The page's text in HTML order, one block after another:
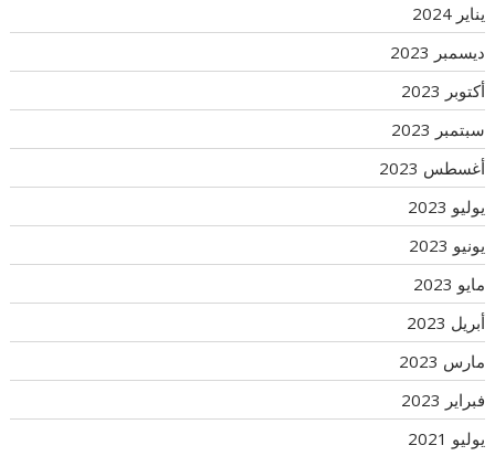
يناير 2024
ديسمبر 2023
أكتوبر 2023
سبتمبر 2023
أغسطس 2023
يوليو 2023
يونيو 2023
مايو 2023
أبريل 2023
مارس 2023
فبراير 2023
يوليو 2021